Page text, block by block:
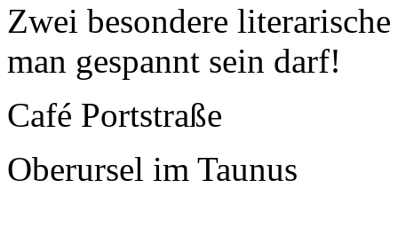
Zwei besondere
man gespannt sein darf!
Café Portstraße
Oberursel im Taunus